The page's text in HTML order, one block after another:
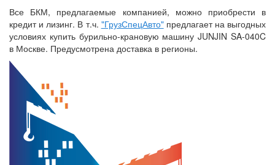
Все БКМ, предлагаемые компанией, можно приобрести в
кредит и лизинг. В т.ч. "ГрузСпецАвто"предлагает на выгодных
условиях купить бурильно-крановую машину JUNJIN SA-040C
в Москве. Предусмотрена доставка в регионы.